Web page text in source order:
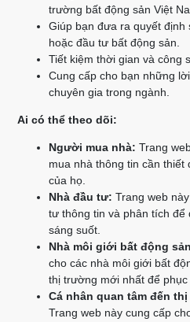
trường bất động sản Việt
Giúp bạn đưa ra quyết định
hoặc đầu tư bất động sản.
Tiết kiệm thời gian và công
Cung cấp cho bạn những
chuyên gia trong ngành.
Ai có thể theo dõi:
Người mua nhà: Trang
mua nhà thông tin cần
của họ.
Nhà đầu tư: Trang web
tư thông tin và phân tích
sáng suốt.
Nhà môi giới bất động
cho các nhà môi giới bất
thị trường mới nhất để phục
Cá nhân quan tâm đến
Trang web này cung cấp